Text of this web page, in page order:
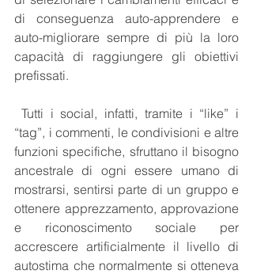
di conseguenza auto-apprendere e
auto-migliorare sempre di più la loro
capacità di raggiungere gli obiettivi
prefissati.
“tag”, i commenti, le condivisioni e altre
funzioni specifiche, sfruttano il bisogno
ancestrale di ogni essere umano di
mostrarsi, sentirsi parte di un gruppo e
ottenere apprezzamento, approvazione
e riconoscimento sociale per
accrescere artificialmente il livello di
autostima che normalmente si otteneva